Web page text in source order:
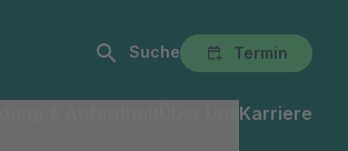
Suche Termin
Karriere